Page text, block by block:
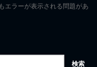
エラーが表示される問題があ